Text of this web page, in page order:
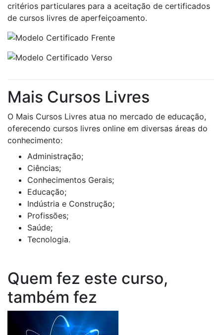
critérios particulares para a aceitação de certificados
de cursos livres de aperfeiçoamento.
Mais Cursos Livres
O Mais Cursos Livres atua no mercado de educação,
oferecendo cursos livres online em diversas áreas do
conhecimento:
Administração;
Ciências;
Conhecimentos Gerais;
Educação;
Indústria e Construção;
Profissões;
Saúde;
Tecnologia.
Quem fez este curso,
também fez